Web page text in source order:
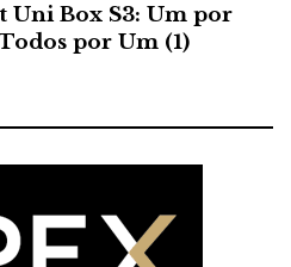
Uni Box S3: Um por
por Um (1)